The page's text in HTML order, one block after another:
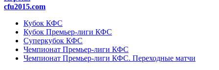
cfu2015.com
Кубок КФС
Кубок Премьер-лиги КФС
Суперкубок КФС
Чемпионат Премьер-лиги КФС
Чемпионат Премьер-лиги КФС. Переходные матчи